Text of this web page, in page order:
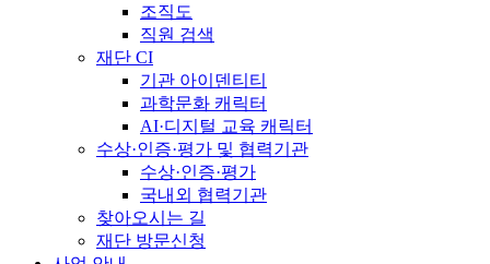
조직도
직원 검색
재단 CI
기관 아이덴티티
과학문화 캐릭터
AI·디지털 교육 캐릭터
수상·인증·평가 및 협력기관
수상·인증·평가
국내외 협력기관
찾아오시는 길
재단 방문신청